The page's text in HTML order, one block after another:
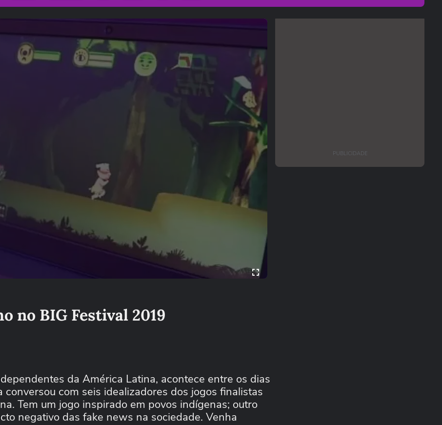
no BIG Festival 2019
da América Latina, acontece entre os dias
conversou com seis idealizadores dos jogos finalistas
Tem um jogo inspirado em povos indígenas; outro
negativo das fake news na sociedade. Venha
PUBLICIDADE